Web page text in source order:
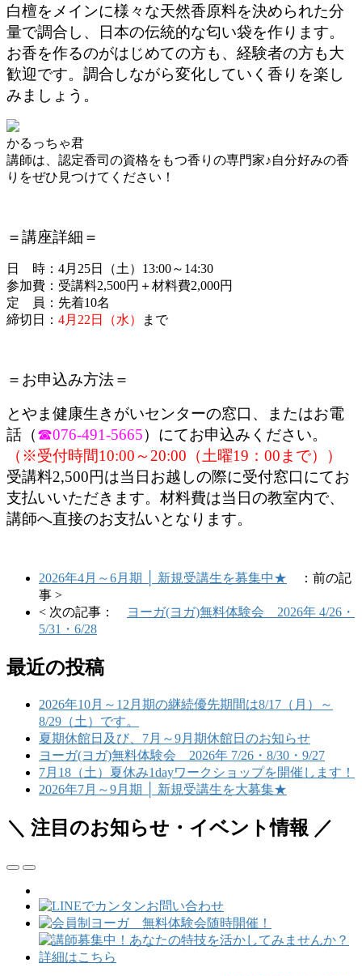
白檀をメインに様々な天然香原料を決められた分
量で調合し、日本の伝統的な匂い袋を作ります。
お香を作るのがはじめての方も、経験者の方も大
歓迎です。調合しながら変化していく香りを楽し
みましょう。
かるっちゃ君
講師は、認定香司の資格をもつ香りの専門家♪自分好みの香
りをぜひ見つけてください！
＝講座詳細＝
日 時：4月25日（土）13:00～14:30
参加費：受講料2,500円＋材料費2,000円
定 員：先着10名
締切日： 4月22日（水） まで
＝お申込み方法＝
とやま健康生きがいセンターの窓口、またはお電
話（☎076-491-5665）にてお申込みください。
（※受付時間10:00～20:00（土曜19：00まで））
受講料2,500円は当日お越しの際に受付窓口にてお
支払いいただきます。材料費は当日の教室内で、
講師へ直接のお支払いとなります。
2026年4月～6月期 │ 新規受講生を募集中★ ：前の記
事 >
< 次の記事：
ヨーガ(ヨガ)無料体験会 2026年 4/26・
5/31・6/28
最近の投稿
2026年10月～12月期の継続優先期間は8/17（月）～
8/29（土）です。
夏期休館日及び、7月～9月期休館日のお知らせ
ヨーガ(ヨガ)無料体験会 2026年 7/26・8/30・9/27
7月18（土）夏休み1dayワークショップを開催します！
2026年7月～9月期 │ 新規受講生を大募集★
＼ 注目のお知らせ・イベント情報 ／